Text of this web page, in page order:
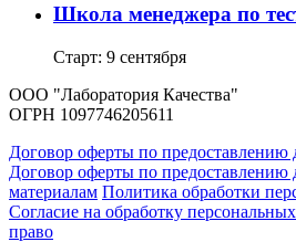
Школа менеджера по
Старт: 9 сентября
ООО "Лаборатория Качества"
ОГРН 1097746205611
Договор оферты по предоставлению
Договор оферты по
материалам Политика обработки
Согласие на обработку
право